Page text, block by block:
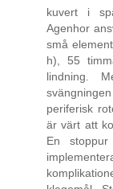
kuvert i
Agenhor
små
h), 55
lindning.
periferisk
är värt att
En